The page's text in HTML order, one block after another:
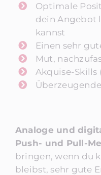
Optimale
dein Angebot
kannst
Einen sehr
Mut,
Akquise-Skills
Analoge und
Push- und Pull-
bringen, wenn du
bleibst, sehr gute